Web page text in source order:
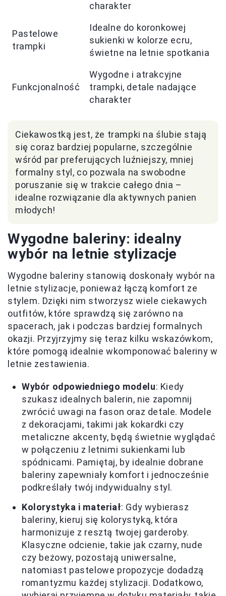
charakter
Pastelowe
trampki
Idealne do koronkowej
sukienki w kolorze ecru,
świetne na letnie spotkania
Funkcjonalność
Wygodne i atrakcyjne
trampki, detale nadające
charakter
Ciekawostką jest, że trampki na ślubie stają
się coraz bardziej popularne, szczególnie
wśród par preferujących luźniejszy, mniej
formalny styl, co pozwala na swobodne
poruszanie się w trakcie całego dnia –
idealne rozwiązanie dla aktywnych panien
młodych!
Wygodne baleriny: idealny
wybór na letnie stylizacje
Wygodne baleriny stanowią doskonały wybór na
letnie stylizacje, ponieważ łączą komfort ze
stylem. Dzięki nim stworzysz wiele ciekawych
outfitów, które sprawdzą się zarówno na
spacerach, jak i podczas bardziej formalnych
okazji. Przyjrzyjmy się teraz kilku wskazówkom,
które pomogą idealnie wkomponować baleriny w
letnie zestawienia.
Wybór odpowiedniego modelu: Kiedy
szukasz idealnych balerin, nie zapomnij
zwrócić uwagi na fason oraz detale. Modele
z dekoracjami, takimi jak kokardki czy
metaliczne akcenty, będą świetnie wyglądać
w połączeniu z letnimi sukienkami lub
spódnicami. Pamiętaj, by idealnie dobrane
baleriny zapewniały komfort i jednocześnie
podkreślały twój indywidualny styl.
Kolorystyka i materiał: Gdy wybierasz
baleriny, kieruj się kolorystyką, która
harmonizuje z resztą twojej garderoby.
Klasyczne odcienie, takie jak czarny, nude
czy beżowy, pozostają uniwersalne,
natomiast pastelowe propozycje dodadzą
romantyzmu każdej stylizacji. Dodatkowo,